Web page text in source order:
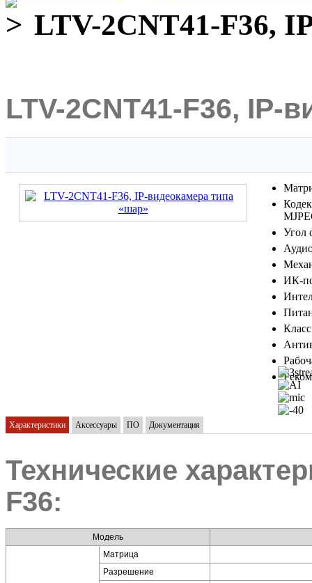
LTV-2CNT41-F36,
LTV-2CNT41-F36, IP-
Угол
ИК-
Характеристики Аксессуары ПО Документация
Технические
F36:
Модель
Матрица
Разрешение